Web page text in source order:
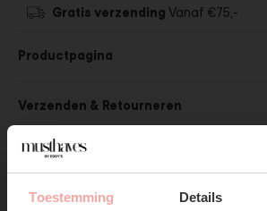
Toestemming Details
Gratis verzending Vanaf €75,-
Productpagina
Verzenden & Retourneren